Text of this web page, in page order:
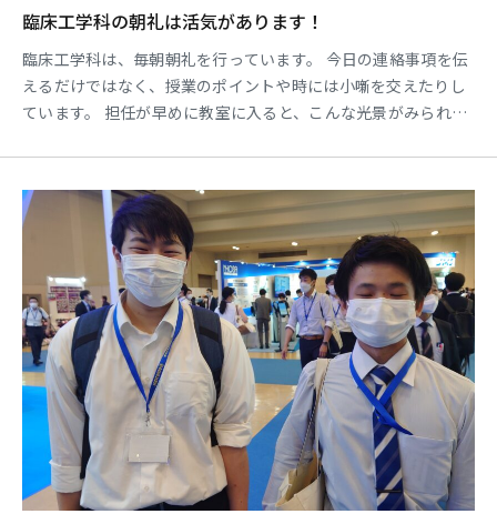
臨床工学科の朝礼は活気があります！
臨床工学科は、毎朝朝礼を行っています。 今日の連絡事項を伝
えるだけではなく、授業のポイントや時には小噺を交えたりし
ています。 担任が早めに教室に入ると、こんな光景がみられま
明していました。 昨晩自宅学習をして、わからなかったところ
を解決してるのかな？ 隙間時間をうまく使って、みんなでワイ
ワイ勉強している姿を見ると、将来が楽しみです。